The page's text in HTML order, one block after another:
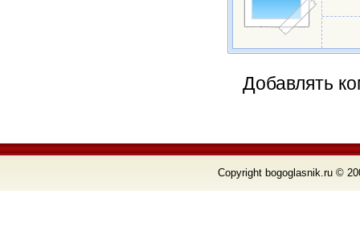
Добавлять
Copyright bogoglasnik.ru ©